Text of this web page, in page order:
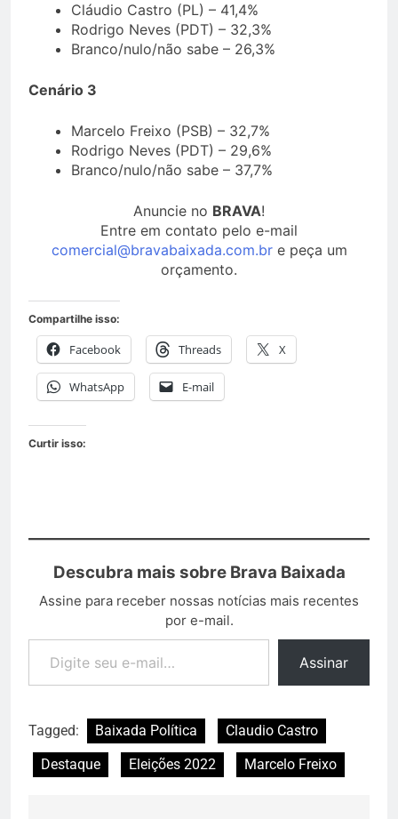
Cláudio Castro (PL) – 41,4%
Rodrigo Neves (PDT) – 32,3%
Branco/nulo/não sabe – 26,3%
Cenário 3
Marcelo Freixo (PSB) – 32,7%
Rodrigo Neves (PDT) – 29,6%
Branco/nulo/não sabe – 37,7%
Anuncie no BRAVA!
Entre em contato pelo e-mail
comercial@bravabaixada.com.bre peça um
orçamento.
Compartilhe isso:
Facebook Threads X
WhatsApp E-mail
Curtir isso:
Descubra mais sobre Brava Baixada
Assine para receber nossas notícias mais recentes
por e-mail.
Assinar
Tagged: Baixada Política
Claudio Castro
Destaque
Eleições 2022 Marcelo Freixo